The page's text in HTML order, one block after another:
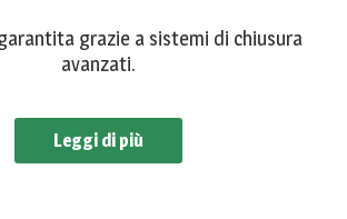
grazie a sistemi di chiusura
avanzati.
Leggi di più